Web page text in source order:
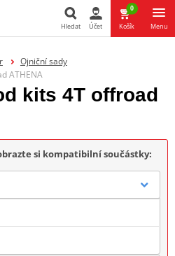
Hledat Účet
0
Košík Menu
Ojniční sady
ATHENA
kits 4T offroad
si kompatibilní součástky: